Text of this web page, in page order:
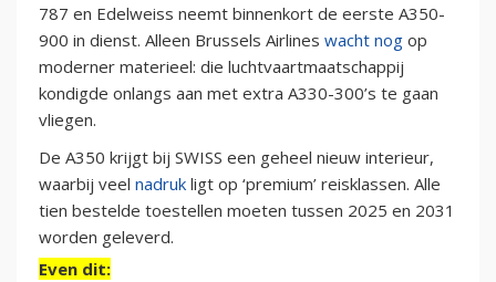
787 en Edelweiss neemt binnenkort de eerste A350-
900 in dienst. Alleen Brussels Airlines wacht nog op
moderner materieel: die luchtvaartmaatschappij
kondigde onlangs aan met extra A330-300’s te gaan
vliegen.
De A350 krijgt bij SWISS een geheel nieuw interieur,
waarbij veel nadruk ligt op ‘premium’ reisklassen. Alle
tien bestelde toestellen moeten tussen 2025 en 2031
worden geleverd.
Even dit: